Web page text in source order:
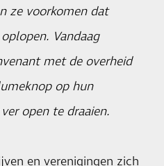
ze voorkomen dat
Vandaag
met de overheid
op hun
open te draaien.
en verenigingen zich